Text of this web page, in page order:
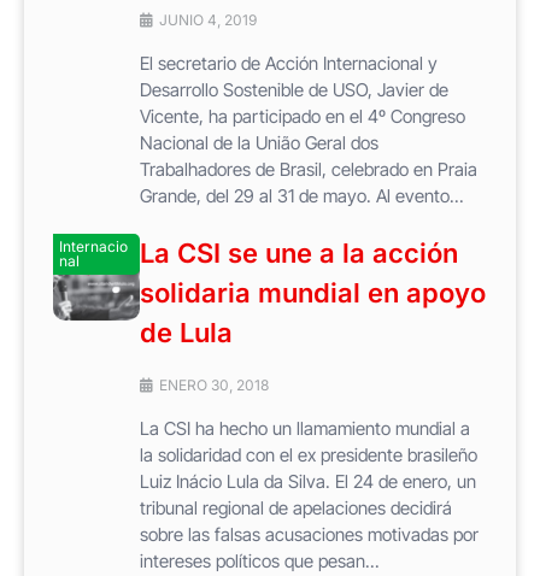
JUNIO 4, 2019
El secretario de Acción Internacional y
Desarrollo Sostenible de USO, Javier de
Vicente, ha participado en el 4º Congreso
Nacional de la União Geral dos
Trabalhadores de Brasil, celebrado en Praia
Grande, del 29 al 31 de mayo. Al evento...
Internacio
nal
La CSI se une a la acción
solidaria mundial en apoyo
de Lula
ENERO 30, 2018
La CSI ha hecho un llamamiento mundial a
la solidaridad con el ex presidente brasileño
Luiz Inácio Lula da Silva. El 24 de enero, un
tribunal regional de apelaciones decidirá
sobre las falsas acusaciones motivadas por
intereses políticos que pesan...